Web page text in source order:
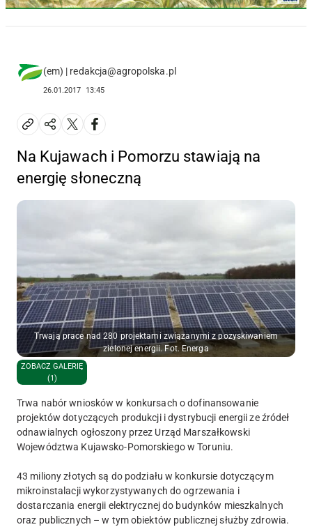
(em) | redakcja@agropolska.pl
26.01.2017 13:45
Na Kujawach i Pomorzu stawiają na
energię słoneczną
Trwają prace nad 280 projektami związanymi z pozyskiwaniem
zielonej energii. Fot. Energa
ZOBACZ GALERIĘ
(1)
Trwa nabór wniosków w konkursach o dofinansowanie
projektów dotyczących produkcji i dystrybucji energii ze źródeł
odnawialnych ogłoszony przez Urząd Marszałkowski
Województwa Kujawsko-Pomorskiego w Toruniu.
43 miliony złotych są do podziału w konkursie dotyczącym
mikroinstalacji wykorzystywanych do ogrzewania i
dostarczania energii elektrycznej do budynków mieszkalnych
oraz publicznych – w tym obiektów publicznej służby zdrowia.